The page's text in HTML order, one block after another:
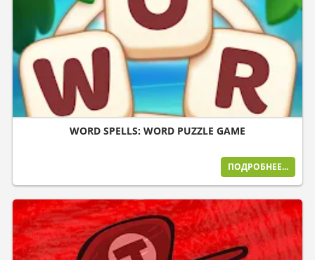
WORD SPELLS: WORD PUZZLE GAME
ПОДРОБНЕЕ...